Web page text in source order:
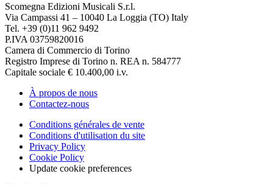
Scomegna Edizioni Musicali S.r.l.
Via Campassi 41 – 10040 La Loggia (TO) Italy
Tel. +39 (0)11 962 9492
P.IVA 03759820016
Camera di Commercio di Torino
Registro Imprese di Torino n. REA n. 584777
Capitale sociale € 10.400,00 i.v.
À propos de nous
Contactez-nous
Conditions générales de vente
Conditions d'utilisation du site
Privacy Policy
Cookie Policy
Update cookie preferences